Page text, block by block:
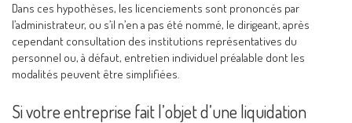
Dans ces hypothèses, les licenciements sont prononcés par
l’administrateur, ou s’il n’en a pas été nommé, le dirigeant, après
cependant consultation des institutions représentatives du
personnel ou, à défaut, entretien individuel préalable dont les
modalités peuvent être simplifiées.
Si votre entreprise fait l’objet d’une liquidation